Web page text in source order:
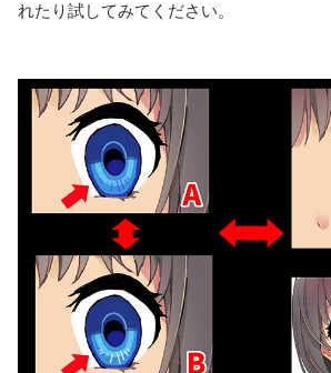
れたり試してみてください。